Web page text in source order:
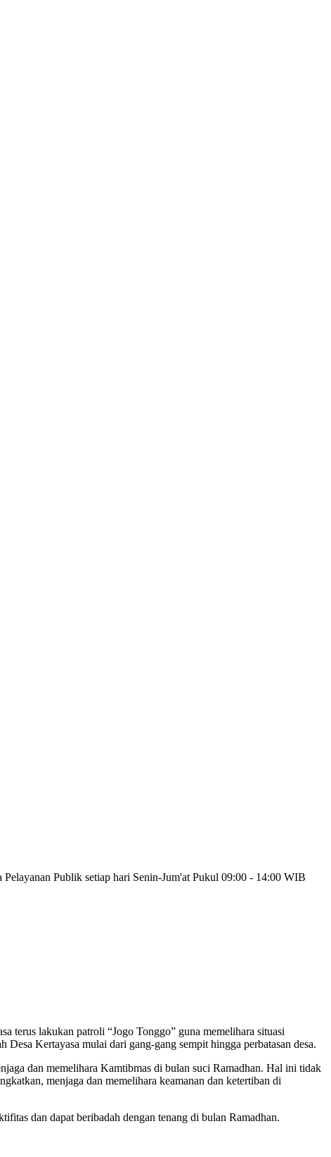
Publik setiap hari Senin-Jum'at Pukul 09:00 - 14:00 WIB
terus lakukan patroli “Jogo Tonggo” guna memelihara situasi
Kertayasa mulai dari gang-gang sempit hingga perbatasan desa.
dan memelihara Kamtibmas di bulan suci Ramadhan. Hal ini tidak
menjaga dan memelihara keamanan dan ketertiban di
dan dapat beribadah dengan tenang di bulan Ramadhan.